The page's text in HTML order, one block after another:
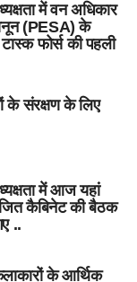
में वन अधिकार
(PESA) के
फोर्स की पहली
के संरक्षण के लिए
में आज यहां
कैबिनेट की बैठक
..
के आर्थिक